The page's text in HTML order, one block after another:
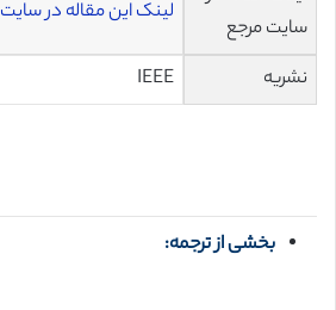
سایت مرجع
لینک این مقاله در سایت IEEE
نشریه IEEE
بخشی از ترجمه: